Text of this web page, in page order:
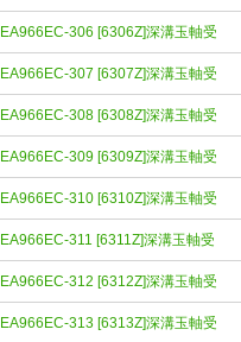
EA966EC-306 [6306Z]深溝玉軸受
EA966EC-307 [6307Z]深溝玉軸受
EA966EC-308 [6308Z]深溝玉軸受
EA966EC-309 [6309Z]深溝玉軸受
EA966EC-310 [6310Z]深溝玉軸受
EA966EC-311 [6311Z]深溝玉軸受
EA966EC-312 [6312Z]深溝玉軸受
EA966EC-313 [6313Z]深溝玉軸受